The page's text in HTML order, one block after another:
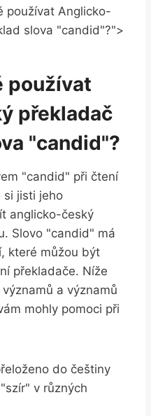
používat Anglicko-
slova "candid"?">
používat
překladač
"candid"?
"candid" při čtení
si jisti jeho
anglicko-český
Slovo "candid" má
které můžou být
překladače. Níže
a významů
mohly pomoci při
do češtiny
v různých